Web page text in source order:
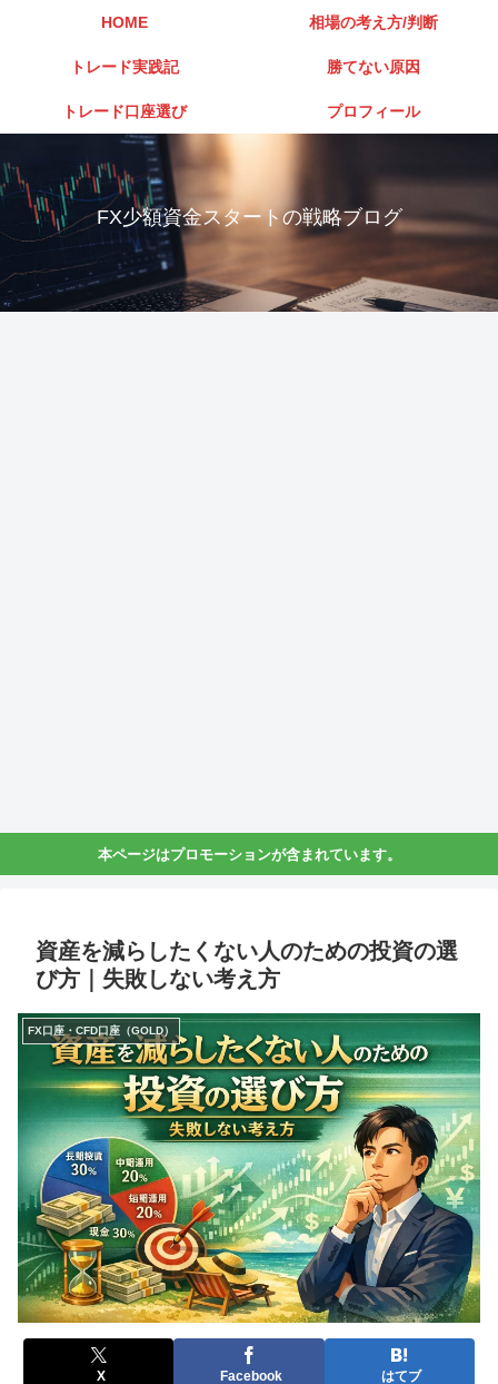
FX少額資金スタートの戦略ブログ
HOME 相場の考え方/判断
トレード実践記 勝てない原因
トレード口座選び プロフィール
本ページはプロモーションが含まれています。
資産を減らしたくない人のための投資の選
び方｜失敗しない考え方
FX口座・CFD口座（GOLD）
X Facebook はてブ